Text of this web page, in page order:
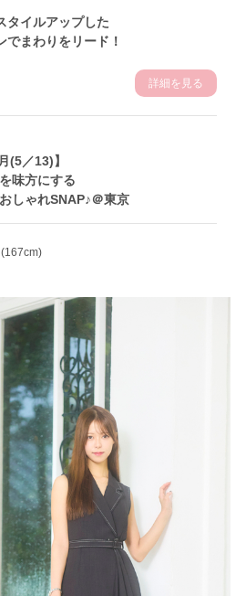
タイルアップした
まわりをリード！
詳細を見る
(5／13)】
味方にする
しゃれSNAP♪＠東京